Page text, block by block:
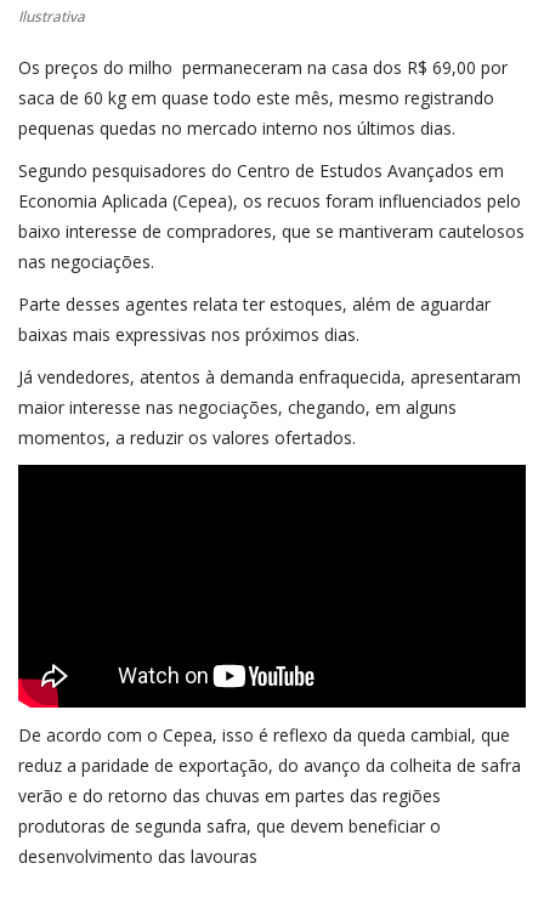
Ilustrativa
Os preços do milho permaneceram na casa dos R$ 69,00 por
saca de 60 kg em quase todo este mês, mesmo registrando
pequenas quedas no mercado interno nos últimos dias.
Segundo pesquisadores do Centro de Estudos Avançados em
Economia Aplicada (Cepea), os recuos foram influenciados pelo
baixo interesse de compradores, que se mantiveram cautelosos
nas negociações.
Parte desses agentes relata ter estoques, além de aguardar
baixas mais expressivas nos próximos dias.
Já vendedores, atentos à demanda enfraquecida, apresentaram
maior interesse nas negociações, chegando, em alguns
momentos, a reduzir os valores ofertados.
De acordo com o Cepea, isso é reflexo da queda cambial, que
reduz a paridade de exportação, do avanço da colheita de safra
verão e do retorno das chuvas em partes das regiões
produtoras de segunda safra, que devem beneficiar o
desenvolvimento das lavouras